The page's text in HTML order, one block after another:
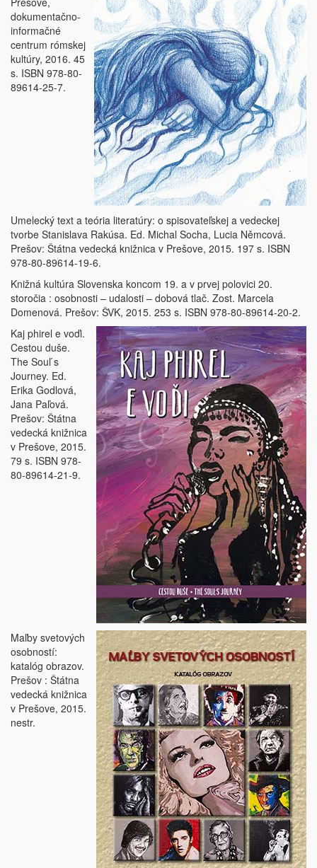
dokumentačno-
informačné
centrum rómskej
kultúry, 2016. 45
s. ISBN 978-80-
89614-25-7.
Umelecký text a teória literatúry: o spisovateľskej a vedeckej
tvorbe Stanislava Rakúsa. Ed. Michal Socha, Lucia Němcová.
Prešov: Štátna vedecká knižnica v Prešove, 2015. 197 s. ISBN
978-80-89614-19-6.
Knižná kultúra Slovenska koncom 19. a v prvej polovici 20.
storočia : osobnosti – udalosti – dobová tlač. Zost. Marcela
Domenová. Prešov: ŠVK, 2015. 253 s. ISBN 978-80-89614-20-2.
Kaj phirel e voďi.
Cestou duše.
The Soul ́s
Journey. Ed.
Erika Godlová,
Jana Paľová.
Prešov: Štátna
vedecká knižnica
v Prešove, 2015.
79 s. ISBN 978-
80-89614-21-9.
Maľby svetových
osobností:
katalóg obrazov.
Prešov : Štátna
vedecká knižnica
v Prešove, 2015.
nestr.